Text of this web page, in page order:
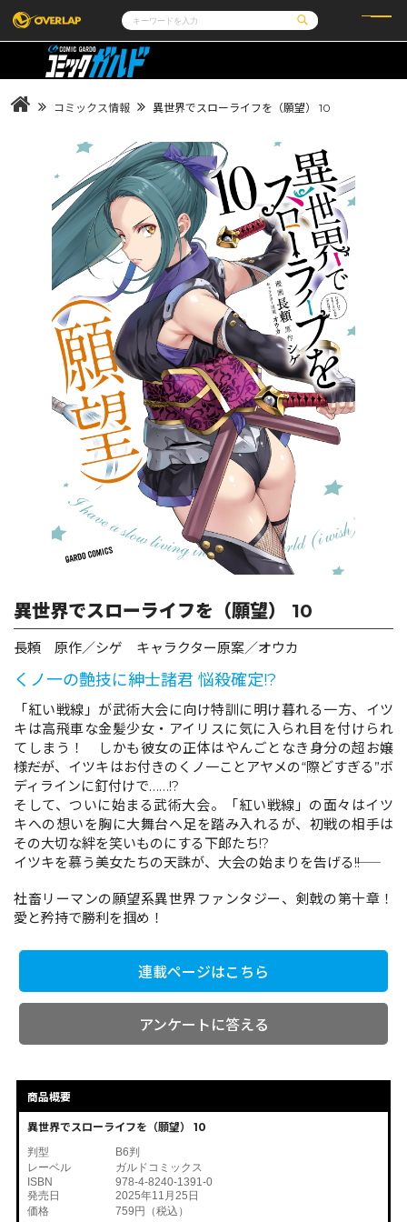
コミック
LiQulle
ライトノベル
ノベルスf
ポケットモンスター
アニメ
オーバーラップ広報室
企業
会社概要
採用情報
アクセス
オーバーラップホールディングス
お問い合わせはこちら
オーバーラップ文庫
オーバーラップノベルス
オーバーラップノベルスf
ロサージュノベルス
コミックガルド
コミッククリエ
コミックパルフェ
コミックエッセイ
閉じる
コミックス情報 異世界でスローライフを（願望） 10
異世界でスローライフを（願望） 10
長頼 原作／シゲ キャラクター原案／オウカ
くノ一の艶技に紳士諸君 悩殺確定!?
「紅い戦線」が武術大会に向け特訓に明け暮れる一方、イツ
キは高飛車な金髪少女・アイリスに気に入られ目を付けられ
てしまう！ しかも彼女の正体はやんごとなき身分の超お嬢
様――だが、イツキはお付きのくノ一ことアヤメの“際どすぎる”ボ
ディラインに釘付けで……!?
そして、ついに始まる武術大会。「紅い戦線」の面々はイツ
キへの想いを胸に大舞台へ足を踏み入れるが、初戦の相手は
その大切な絆を笑いものにする下郎たち!?
イツキを慕う美女たちの天誅が、大会の始まりを告げる――!!
社畜リーマンの願望系異世界ファンタジー、剣戟の第十章！
愛と矜持で勝利を掴め！
連載ページはこちら
アンケートに答える
商品概要
異世界でスローライフを（願望） 10
判型
B6判
レーベル
ガルドコミックス
ISBN
978-4-8240-1391-0
発売日
2025年11月25日
価格
759円（税込）